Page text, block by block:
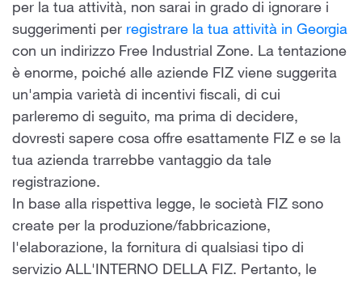
per la tua attività, non sarai in grado di ignorare i
suggerimenti per registrare la tua attività in Georgia
con un indirizzo Free Industrial Zone. La tentazione
è enorme, poiché alle aziende FIZ viene suggerita
un'ampia varietà di incentivi fiscali, di cui
parleremo di seguito, ma prima di decidere,
dovresti sapere cosa offre esattamente FIZ e se la
tua azienda trarrebbe vantaggio da tale
registrazione.
In base alla rispettiva legge, le società FIZ sono
create per la produzione/fabbricazione,
l'elaborazione, la fornitura di qualsiasi tipo di
servizio ALL'INTERNO DELLA FIZ. Pertanto, le